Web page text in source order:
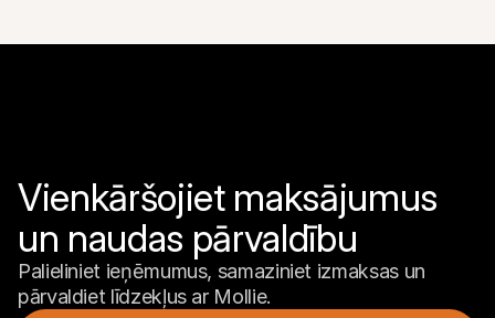
Vienkāršojiet maksājumus
un naudas pārvaldību
Palieliniet ieņēmumus, samaziniet izmaksas un
pārvaldiet līdzekļus ar Mollie.